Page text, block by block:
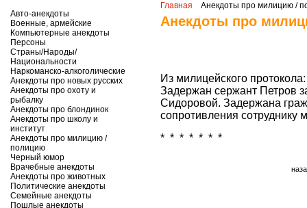
Авто-анекдоты
Военные, армейские
Компьютерные анекдоты
Персоны
Страны/Народы/
Национальности
Наркоманско-алкоголические
Анекдоты про новых русских
Анекдоты про охоту и
рыбалку
Анекдоты про блондинок
Анекдоты про школу и
институт
Анекдоты про милицию /
полицию
Черный юмор
Врачебные анекдоты
Анекдоты про животных
Политические анекдоты
Семейные анекдоты
Пошлые анекдоты
Главная Анекдоты про милицию /
Анекдоты про
Из милицейского протокола:
Задержан сержант Петров
Сидоровой. Задержана
сопротивления сотруднику
* * * * * * *